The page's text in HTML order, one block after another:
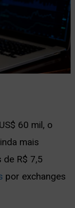
60 mil, o
mais
de R$ 7,5
por exchanges